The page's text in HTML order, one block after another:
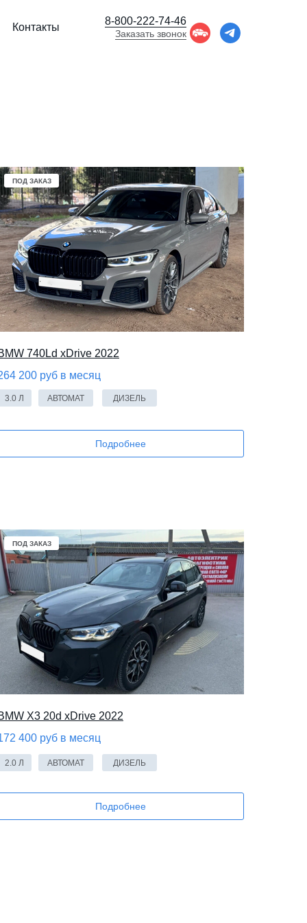
Контакты
8-800-222-74-46
Заказать звонок
740Ld xDrive 2022
200 руб в месяц
Подробнее
3.0 Л АВТОМАТ ДИЗЕЛЬ
ПОД ЗАКАЗ
X3 20d xDrive 2022
400 руб в месяц
Подробнее
2.0 Л АВТОМАТ ДИЗЕЛЬ
ПОД ЗАКАЗ